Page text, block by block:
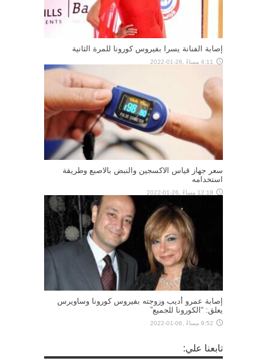
إصابة الفنانة يسرا بفيروس كورونا للمرة الثانية
4:11 مساءً ,26-01-2022
سعر جهاز قياس الاكسجين والنبض بالاصبع وطريقة
استخدامه
12:18 مساءً ,26-01-2022
إصابة عمرو أديب وزوجته بفيروس كورونا وساويرس
يعلق: “الكورونا للجميع”
9:52 مساءً ,06-01-2022
تابعنا علي: